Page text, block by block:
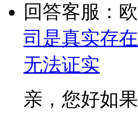
回答客服：
司是真实存
无法证实
亲，您好如